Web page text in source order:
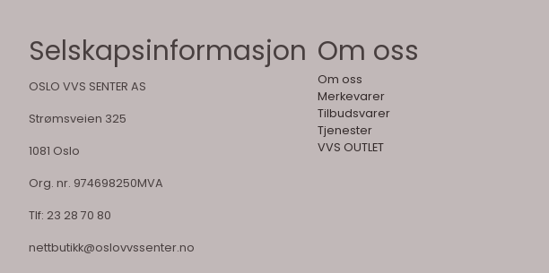
Selskapsinformasjon
OSLO VVS SENTER AS
Strømsveien 325
1081 Oslo
Org. nr. 974698250MVA
Tlf: 23 28 70 80
nettbutikk@oslovvssenter.no
Om oss
Om oss
Merkevarer
Tilbudsvarer
Tjenester
VVS OUTLET